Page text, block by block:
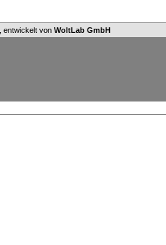
, entwickelt von WoltLab GmbH